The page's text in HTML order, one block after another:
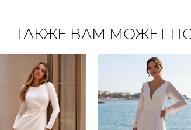
ТАКЖЕ ВАМ МОЖЕТ